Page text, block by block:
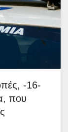
-16-
που